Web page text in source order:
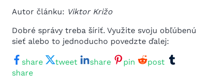
Autor článku: Viktor Križo
Dobré správy treba šíriť. Využite svoju obľúbenú
sieť alebo to jednoducho povedzte ďalej:
share tweet share pin
post
share